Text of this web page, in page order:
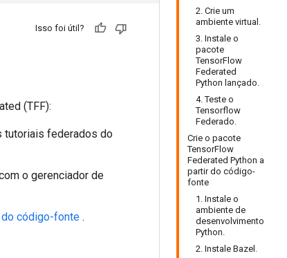
2. Crie um
ambiente virtual.
3. Instale o
pacote
TensorFlow
Federated
Python lançado.
4. Teste o
Tensorflow
Federado.
Crie o pacote
TensorFlow
Federated Python a
partir do código-
fonte
1. Instale o
ambiente de
desenvolvimento
Python.
2. Instale Bazel.
Isso foi útil?
(TFF):
tutoriais federados do
o gerenciador de
do código-fonte .